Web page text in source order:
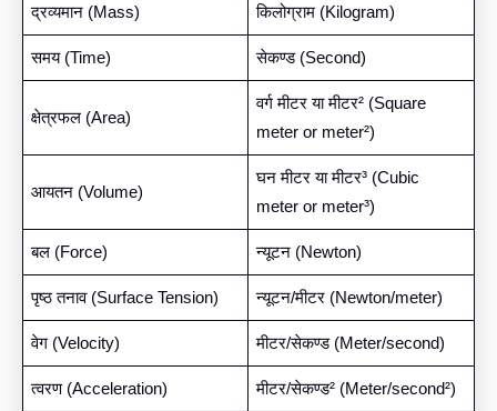
द्रव्यमान (Mass) किलोग्राम (Kilogram)
समय (Time) सेकण्ड (Second)
क्षेत्रफल (Area)
वर्ग मीटर या मीटर² (Square
meter or meter²)
आयतन (Volume)
घन मीटर या मीटर³ (Cubic
meter or meter³)
बल (Force) न्यूटन (Newton)
पृष्ठ तनाव (Surface Tension) न्यूटन/मीटर (Newton/meter)
वेग (Velocity) मीटर/सेकण्ड (Meter/second)
त्वरण (Acceleration) मीटर/सेकण्ड² (Meter/second²)